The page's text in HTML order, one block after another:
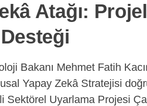
Atağı:
Bakanı Mehmet Fatih
Yapay Zekâ Stratejisi
Uyarlama Projesi